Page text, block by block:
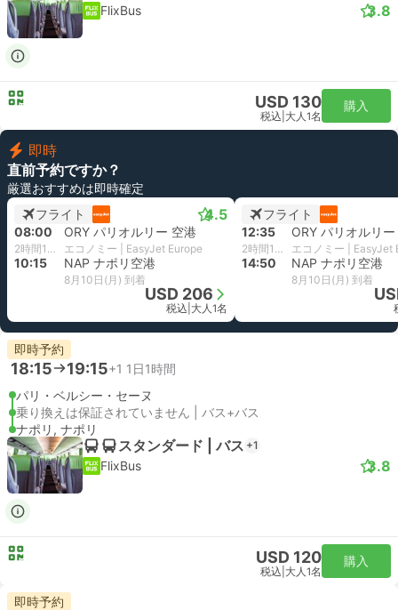
FlixBus 3.8
USD 130
税込 大人1名
購入
即時
直前予約ですか？
厳選おすすめは即時確定
フライト
4.5
08:00 ORY パリオルリー 空港
2時間15分 エコノミー | EasyJet Europe
10:15 NAP ナポリ空港
8月10日(月) 到着
USD 206
税込 大人1名
フライト
12:35
ORY パリオルリ
2時間15分 エコノミー | EasyJet
14:50 NAP ナポリ空港
8月10日(月) 到着
即時予約
18:15 19:15+1 1日1時間
パリ・ベルシー・セーヌ
乗り換えは保証されていません | バス+バス
ナポリ, ナポリ
スタンダード | バス +1
FlixBus 3.8
USD 120
税込 大人1名
購入
即時予約